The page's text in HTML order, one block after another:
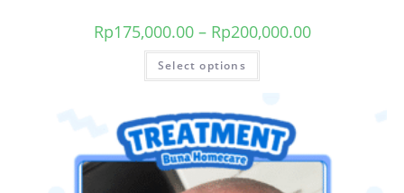
Rp175,000.00– Rp200,000.00
Select options